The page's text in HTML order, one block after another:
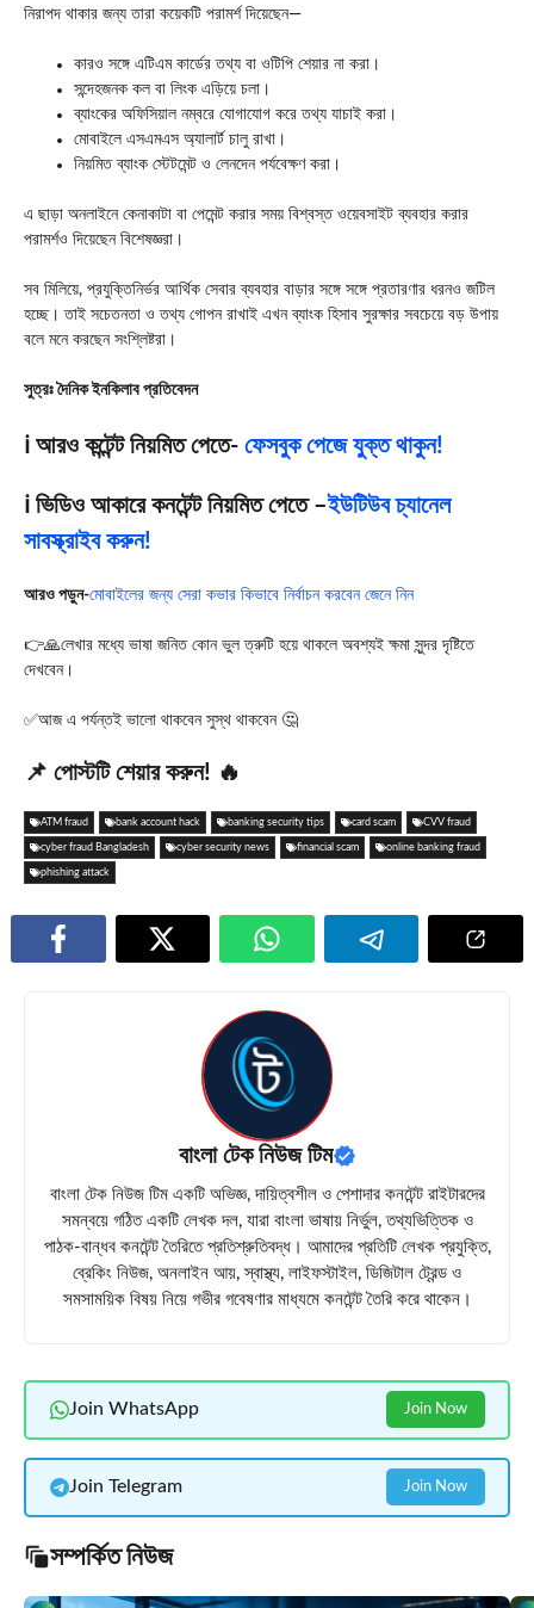
নিরাপদ থাকার জন্য তারা কয়েকটি পরামর্শ দিয়েছেন—
কারও সঙ্গে এটিএম কার্ডের তথ্য বা ওটিপি শেয়ার না করা।
সন্দেহজনক কল বা লিংক এড়িয়ে চলা।
ব্যাংকের অফিসিয়াল নম্বরে যোগাযোগ করে তথ্য যাচাই করা।
মোবাইলে এসএমএস অ্যালার্ট চালু রাখা।
নিয়মিত ব্যাংক স্টেটমেন্ট ও লেনদেন পর্যবেক্ষণ করা।
এ ছাড়া অনলাইনে কেনাকাটা বা পেমেন্ট করার সময় বিশ্বস্ত ওয়েবসাইট ব্যবহার করার
পরামর্শও দিয়েছেন বিশেষজ্ঞরা।
সব মিলিয়ে, প্রযুক্তিনির্ভর আর্থিক সেবার ব্যবহার বাড়ার সঙ্গে সঙ্গে প্রতারণার ধরনও জটিল
হচ্ছে। তাই সচেতনতা ও তথ্য গোপন রাখাই এখন ব্যাংক হিসাব সুরক্ষার সবচেয়ে বড় উপায়
বলে মনে করছেন সংশ্লিষ্টরা।
সুত্রঃ দৈনিক ইনকিলাব প্রতিবেদন
ℹ️ আরও কন্টেন্ট নিয়মিত পেতে- ফেসবুক পেজে যুক্ত থাকুন!
ℹ️ ভিডিও আকারে কনটেন্ট নিয়মিত পেতে –ইউটিউব চ্যানেল
সাবস্ক্রাইব করুন!
আরও পড়ুন-মোবাইলের জন্য সেরা কভার কিভাবে নির্বাচন করবেন জেনে নিন
👉🙏লেখার মধ্যে ভাষা জনিত কোন ভুল ত্রুটি হয়ে থাকলে অবশ্যই ক্ষমা সুন্দর দৃষ্টিতে
দেখবেন।
✅আজ এ পর্যন্তই ভালো থাকবেন সুস্থ থাকবেন 🤔
📌 পোস্টটি শেয়ার করুন! 🔥
ATM fraud bank account hack banking security tips card scam CVV fraud
cyber fraud Bangladesh cyber security news financial scam online banking fraud
phishing attack
বাংলা টেক নিউজ টিম
বাংলা টেক নিউজ টিম একটি অভিজ্ঞ, দায়িত্বশীল ও পেশাদার কনটেন্ট রাইটারদের
সমন্বয়ে গঠিত একটি লেখক দল, যারা বাংলা ভাষায় নির্ভুল, তথ্যভিত্তিক ও
পাঠক-বান্ধব কনটেন্ট তৈরিতে প্রতিশ্রুতিবদ্ধ। আমাদের প্রতিটি লেখক প্রযুক্তি,
ব্রেকিং নিউজ, অনলাইন আয়, স্বাস্থ্য, লাইফস্টাইল, ডিজিটাল ট্রেন্ড ও
সমসাময়িক বিষয় নিয়ে গভীর গবেষণার মাধ্যমে কনটেন্ট তৈরি করে থাকেন।
Join WhatsApp Join Now
Join Telegram Join Now
সম্পর্কিত নিউজ